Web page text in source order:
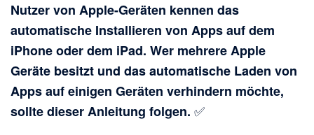
Nutzer von Apple-Geräten kennen das
automatische Installieren von Apps auf dem
iPhone oder dem iPad. Wer mehrere Apple
Geräte besitzt und das automatische Laden von
Apps auf einigen Geräten verhindern möchte,
sollte dieser Anleitung folgen. ✅